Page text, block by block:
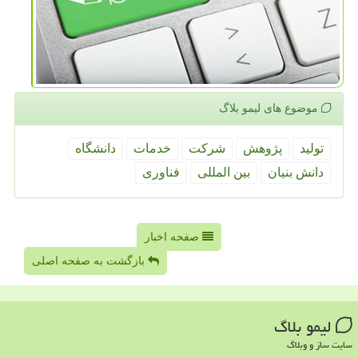
موضوع های لیمو بلاگ
تولید پژوهش شركت خدمات
دانشگاه
دانش بنیان
بین المللی فناوری
صفحه اخبار
بازگشت به صفحه اصلی
لیمو بلاگ
سایت ساز و وبلاگ